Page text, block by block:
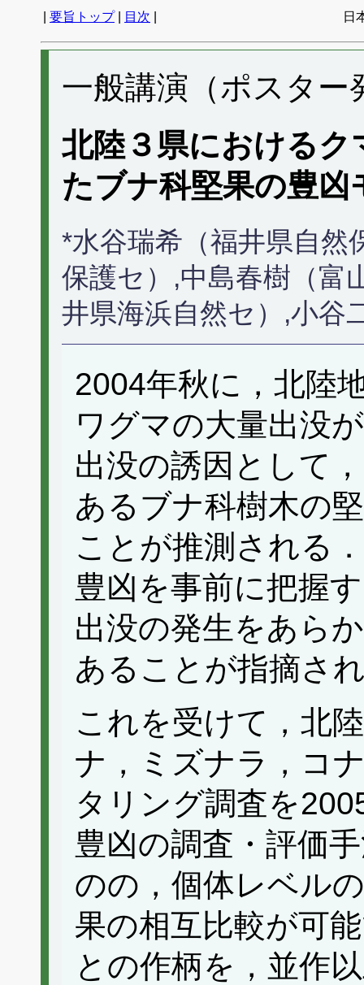
要旨トップ| 目次 日
一般講演（ポスター
北陸３県におけるク
たブナ科堅果の豊
*水谷瑞希（福井県自然
保護セ）,中島春樹（富
井県海浜自然セ）,小谷
2004年秋に，北陸
ワグマの大量出没
出没の誘因として
あるブナ科樹木の
ことが推測される
豊凶を事前に把握
出没の発生をあら
あることが指摘さ
これを受けて，北
ナ，ミズナラ，コ
タリング調査を
豊凶の調査・評価
のの，個体レベル
果の相互比較が可
との作柄を，並作